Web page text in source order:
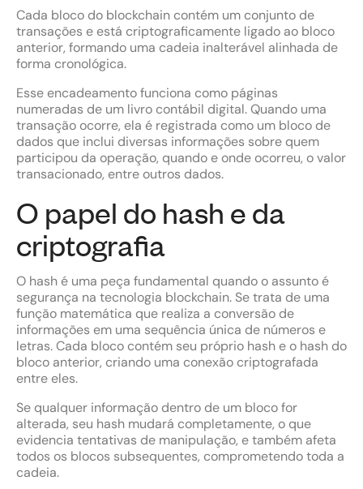
Cada bloco do blockchain contém um conjunto de
transações e está criptograficamente ligado ao bloco
anterior, formando uma cadeia inalterável alinhada de
forma cronológica.
Esse encadeamento funciona como páginas
numeradas de um livro contábil digital. Quando uma
transação ocorre, ela é registrada como um bloco de
dados que inclui diversas informações sobre quem
participou da operação, quando e onde ocorreu, o valor
transacionado, entre outros dados.
O papel do hash e da
criptografia
O hash é uma peça fundamental quando o assunto é
segurança na tecnologia blockchain. Se trata de uma
função matemática que realiza a conversão de
informações em uma sequência única de números e
letras. Cada bloco contém seu próprio hash e o hash do
bloco anterior, criando uma conexão criptografada
entre eles.
Se qualquer informação dentro de um bloco for
alterada, seu hash mudará completamente, o que
evidencia tentativas de manipulação, e também afeta
todos os blocos subsequentes, comprometendo toda a
cadeia.